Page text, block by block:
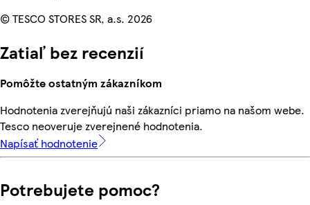
© TESCO STORES SR, a.s. 2026
Zatiaľ bez recenzií
Pomôžte ostatným zákazníkom
Hodnotenia zverejňujú naši zákazníci priamo na našom webe.
Tesco neoveruje zverejnené hodnotenia.
Napísať hodnotenie
Potrebujete pomoc?